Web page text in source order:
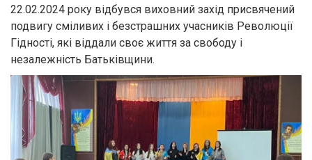
22.02.2024 року відбувся виховний захід присвячений
подвигу сміливих і безстрашних учасників Революції
Гідності, які віддали своє життя за свободу і
незалежність Батьківщини.